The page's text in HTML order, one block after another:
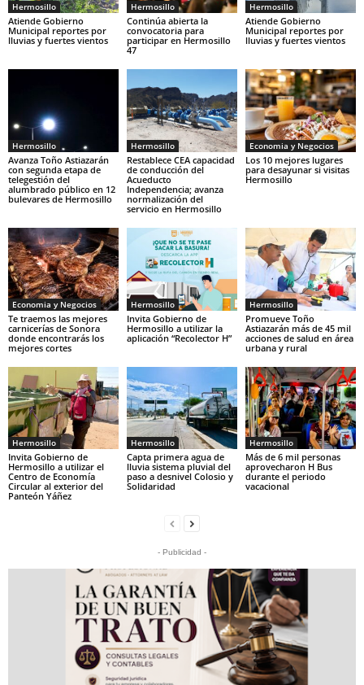
Hermosillo
Atiende Gobierno
Municipal reportes por
lluvias y fuertes vientos
Hermosillo
Continúa abierta la
convocatoria para
participar en Hermosillo
47
Hermosillo
Atiende Gobierno
Municipal reportes por
lluvias y fuertes vientos
Hermosillo
Avanza Toño Astiazarán
con segunda etapa de
telegestión del
alumbrado público en 12
bulevares de Hermosillo
Hermosillo
Restablece CEA capacidad
de conducción del
Acueducto
Independencia; avanza
normalización del
servicio en Hermosillo
Economia y Negocios
Los 10 mejores lugares
para desayunar si visitas
Hermosillo
Economia y Negocios
Te traemos las mejores
carnicerías de Sonora
donde encontrarás los
mejores cortes
Hermosillo
Invita Gobierno de
Hermosillo a utilizar la
aplicación “Recolector H”
Hermosillo
Promueve Toño
Astiazarán más de 45 mil
acciones de salud en área
urbana y rural
Hermosillo
Invita Gobierno de
Hermosillo a utilizar el
Centro de Economía
Circular al exterior del
Panteón Yáñez
Hermosillo
Capta primera agua de
lluvia sistema pluvial del
paso a desnivel Colosio y
Solidaridad
Hermosillo
Más de 6 mil personas
aprovecharon H Bus
durante el periodo
vacacional
- Publicidad -